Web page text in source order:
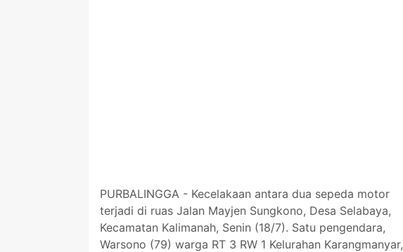
PURBALINGGA - Kecelakaan antara dua sepeda motor
terjadi di ruas Jalan Mayjen Sungkono, Desa Selabaya,
Kecamatan Kalimanah, Senin (18/7). Satu pengendara,
Warsono (79) warga RT 3 RW 1 Kelurahan Karangmanyar,